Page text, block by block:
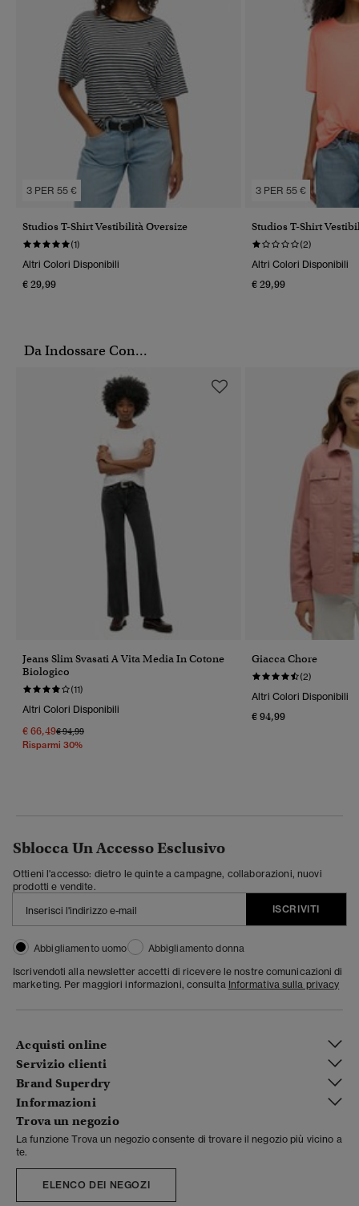
3 PER 55 €
Studios T-Shirt Vestibilità Oversize
(1)
Altri Colori Disponibili
€ 29,99
3 PER 55 €
Studios T-Shirt
(2)
Altri Colori Disponibili
€ 29,99
Da Indossare Con...
Jeans Slim Svasati A Vita Media In Cotone
Biologico
(11)
Altri Colori Disponibili
€ 66,49Prezzo Ridotto Da
€ 94,99A
Risparmi 30%
Giacca Chore
(2)
Altri Colori Disponibili
€ 94,99
Sblocca Un Accesso Esclusivo
Ottieni l'accesso: dietro le quinte a campagne, collaborazioni, nuovi
prodotti e vendite.
ISCRIVITI
Abbigliamento uomo
Abbigliamento donna
Iscrivendoti alla newsletter accetti di ricevere le nostre comunicazioni di
marketing. Per maggiori informazioni, consulta Informativa sulla privacy
Acquisti online
Servizio clienti
Brand Superdry
Informazioni
Trova un negozio
La funzione Trova un negozio consente di trovare il negozio più vicino a
te.
ELENCO DEI NEGOZI